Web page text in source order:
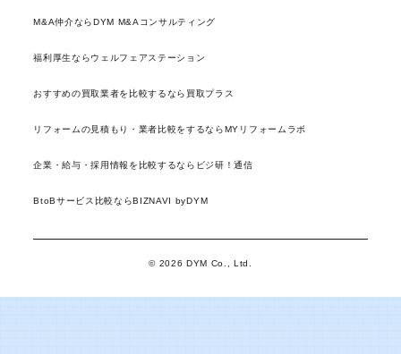
M&A仲介ならDYM M&Aコンサルティング
福利厚生ならウェルフェアステーション
おすすめの買取業者を比較するなら買取プラス
リフォームの見積もり・業者比較をするならMYリフォームラボ
企業・給与・採用情報を比較するならビジ研！通信
BtoBサービス比較ならBIZNAVI byDYM
© 2026 DYM Co., Ltd.